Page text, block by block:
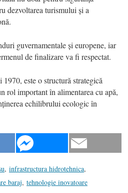
dezvoltarea turismului și a
guvernamentale și europene, iar
de finalizare va fi respectat.
este o structură strategică
rol important în alimentarea cu apă,
echilibrului ecologic în
, infrastructura hidrotehnica,
baraj, tehnologie inovatoare